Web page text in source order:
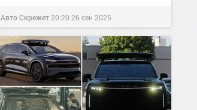
Авто Скрежет 20:20 26 сен 2025